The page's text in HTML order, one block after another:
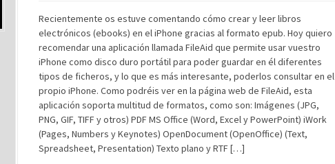
Recientemente os estuve comentando cómo crear y leer libros
electrónicos (ebooks) en el iPhone gracias al formato epub. Hoy quiero
recomendar una aplicación llamada FileAid que permite usar vuestro
iPhone como disco duro portátil para poder guardar en él diferentes
tipos de ficheros, y lo que es más interesante, poderlos consultar en el
propio iPhone. Como podréis ver en la página web de FileAid, esta
aplicación soporta multitud de formatos, como son: Imágenes (JPG,
PNG, GIF, TIFF y otros) PDF MS Office (Word, Excel y PowerPoint) iWork
(Pages, Numbers y Keynotes) OpenDocument (OpenOffice) (Text,
Spreadsheet, Presentation) Texto plano y RTF […]